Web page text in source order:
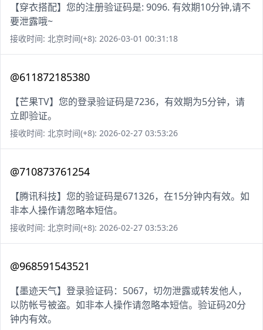
【穿衣搭配】您的注册验证码是: 9096. 有效期10分钟,请不
要泄露哦~
接收时间: 北京时间(+8): 2026-03-01 00:31:18
@611872185380
【芒果TV】您的登录验证码是7236，有效期为5分钟，请
立即验证。
接收时间: 北京时间(+8): 2026-02-27 03:53:26
@710873761254
【腾讯科技】您的验证码是671326，在15分钟内有效。如
非本人操作请忽略本短信。
接收时间: 北京时间(+8): 2026-02-27 03:53:26
@968591543521
【墨迹天气】登录验证码：5067，切勿泄露或转发他人，
以防帐号被盗。如非本人操作请忽略本短信。验证码20分
钟内有效。